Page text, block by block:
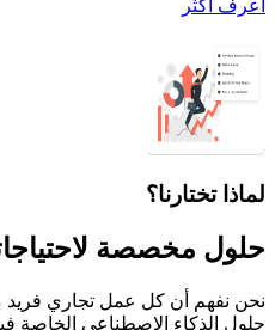
أعرف أكثر
لماذا تختارنا؟
حلول مخصصة
نحن نفهم أن كل عمل تجاري
حلول الذكاء الاصطناعي الخاصة